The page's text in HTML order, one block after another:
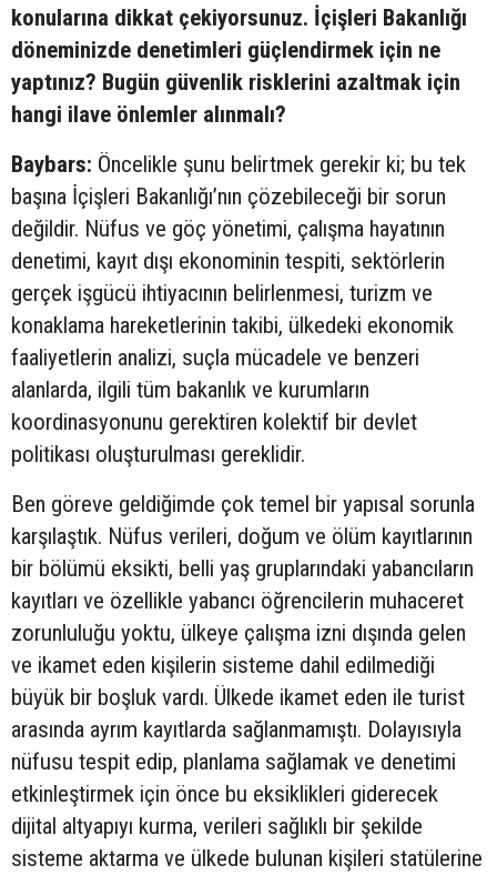
konularına dikkat çekiyorsunuz. İçişleri Bakanlığı
döneminizde denetimleri güçlendirmek için ne
yaptınız? Bugün güvenlik risklerini azaltmak için
hangi ilave önlemler alınmalı?
Baybars: Öncelikle şunu belirtmek gerekir ki; bu tek
başına İçişleri Bakanlığı’nın çözebileceği bir sorun
değildir. Nüfus ve göç yönetimi, çalışma hayatının
denetimi, kayıt dışı ekonominin tespiti, sektörlerin
gerçek işgücü ihtiyacının belirlenmesi, turizm ve
konaklama hareketlerinin takibi, ülkedeki ekonomik
faaliyetlerin analizi, suçla mücadele ve benzeri
alanlarda, ilgili tüm bakanlık ve kurumların
koordinasyonunu gerektiren kolektif bir devlet
politikası oluşturulması gereklidir.
Ben göreve geldiğimde çok temel bir yapısal sorunla
karşılaştık. Nüfus verileri, doğum ve ölüm kayıtlarının
bir bölümü eksikti, belli yaş gruplarındaki yabancıların
kayıtları ve özellikle yabancı öğrencilerin muhaceret
zorunluluğu yoktu, ülkeye çalışma izni dışında gelen
ve ikamet eden kişilerin sisteme dahil edilmediği
büyük bir boşluk vardı. Ülkede ikamet eden ile turist
arasında ayrım kayıtlarda sağlanmamıştı. Dolayısıyla
nüfusu tespit edip, planlama sağlamak ve denetimi
etkinleştirmek için önce bu eksiklikleri giderecek
dijital altyapıyı kurma, verileri sağlıklı bir şekilde
sisteme aktarma ve ülkede bulunan kişileri statülerine